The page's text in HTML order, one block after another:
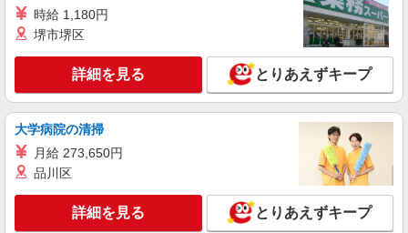
キープ 詳細を見る
株式会社kotrio /●SW-S-2080008
東川口駅≫日収1.2万円〜◎デイサービスで見
時給1550円〜2312円 ＜交通費全支給(ガソリ
ン代含む)＞
川口市 応募時の履歴書不要＊
キープ 詳細を見る
時給 1,180円
堺市堺区
詳細を見る とりあえずキープ
大学病院の清掃
月給 273,650円
品川区
詳細を見る とりあえずキープ